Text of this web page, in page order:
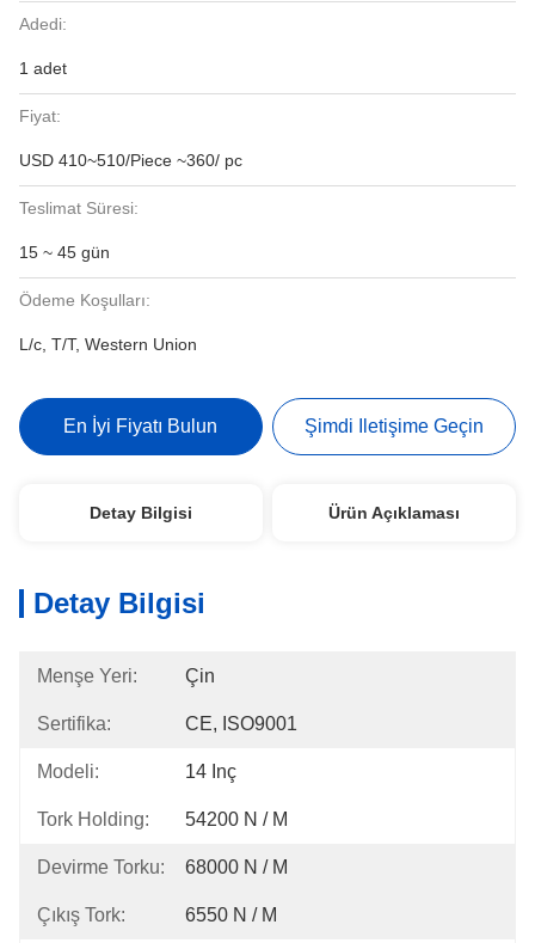
Adedi:
1 adet
Fiyat:
USD 410~510/Piece ~360/ pc
Teslimat Süresi:
15 ~ 45 gün
Ödeme Koşulları:
L/c, T/T, Western Union
En İyi Fiyatı Bulun Şimdi Iletişime Geçin
Detay Bilgisi Ürün Açıklaması
Detay Bilgisi
Menşe Yeri: Çin
Sertifika: CE, ISO9001
Modeli: 14 Inç
Tork Holding: 54200 N / M
Devirme Torku: 68000 N / M
Çıkış Tork: 6550 N / M